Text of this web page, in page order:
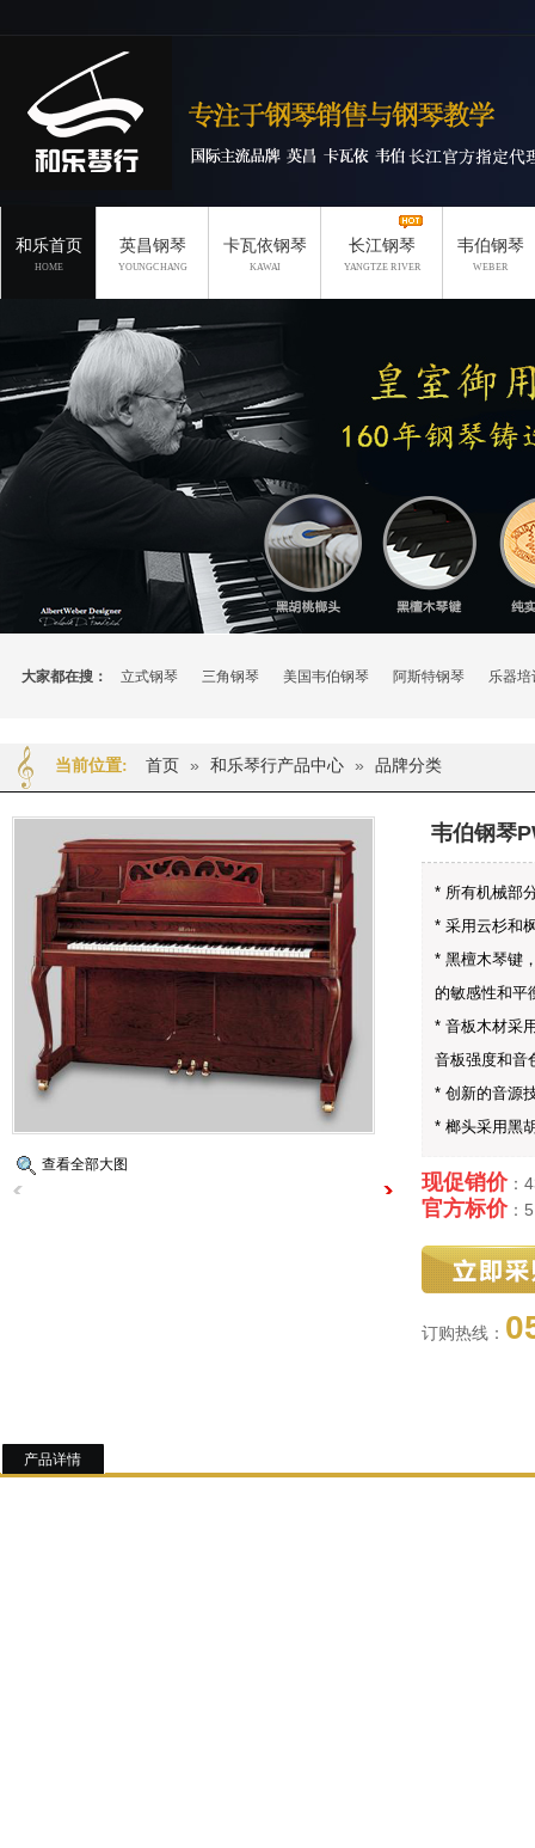
和乐首页
HOME
英昌钢琴
YOUNGCHANG
卡瓦依钢琴
KAWAI
长江钢琴
YANGTZE RIVER
韦伯钢琴
WEBER
大家都在搜： 立式钢琴 三角钢琴 美国韦伯钢琴 阿斯特钢琴 乐器培
当前位置: 首页 » 和乐琴行产品中心 » 品牌分类
查看全部大图
韦伯钢琴
* 所有机械部
* 采用云杉和
* 黑檀木琴键
的敏感性和平
* 音板木材采
音板强度和音
* 创新的音源
* 榔头采用黑
现促销价：
官方标价：
订购热线：
产品详情